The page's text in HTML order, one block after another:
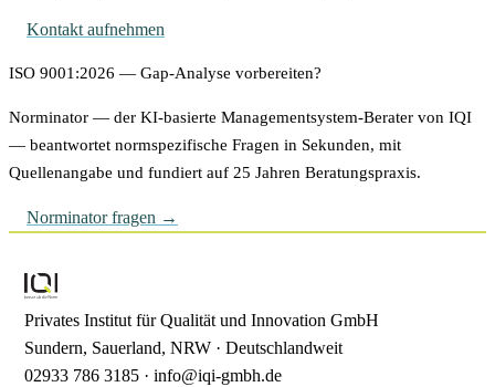
Kontakt aufnehmen
ISO 9001:2026 — Gap-Analyse vorbereiten?
Norminator — der KI-basierte Managementsystem-Berater von IQI
— beantwortet normspezifische Fragen in Sekunden, mit
Quellenangabe und fundiert auf 25 Jahren Beratungspraxis.
Norminator fragen →
Privates Institut für Qualität und Innovation GmbH
Sundern, Sauerland, NRW · Deutschlandweit
02933 786 3185 · info@iqi-gmbh.de